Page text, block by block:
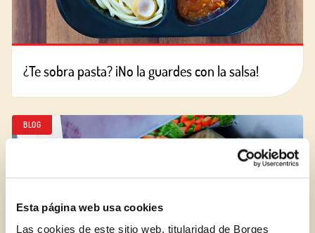
Esta página web usa cookies
Las cookies de este sitio web, titularidad de Borges
¿Te sobra pasta? ¡No la guardes con la salsa!
BLOG